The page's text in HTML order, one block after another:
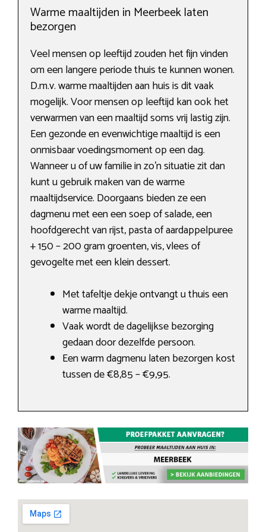
Warme maaltijden in Meerbeek laten
bezorgen
Veel mensen op leeftijd zouden het fijn vinden
om een langere periode thuis te kunnen wonen.
D.m.v. warme maaltijden aan huis is dit vaak
mogelijk. Voor mensen op leeftijd kan ook het
verwarmen van een maaltijd soms vrij lastig zijn.
Een gezonde en evenwichtige maaltijd is een
onmisbaar voedingsmoment op een dag.
Wanneer u of uw familie in zo’n situatie zit dan
kunt u gebruik maken van de warme
maaltijdservice. Doorgaans bieden ze een
dagmenu met een een soep of salade, een
hoofdgerecht van rijst, pasta of aardappelpuree
+ 150 – 200 gram groenten, vis, vlees of
gevogelte met een klein dessert.
Met tafeltje dekje ontvangt u thuis een
warme maaltijd.
Vaak wordt de dagelijkse bezorging
gedaan door dezelfde persoon.
Een warm dagmenu laten bezorgen kost
tussen de €8,85 – €9,95.